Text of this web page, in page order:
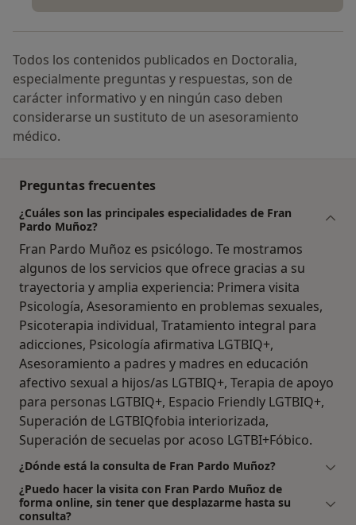
Todos los contenidos publicados en Doctoralia,
especialmente preguntas y respuestas, son de
carácter informativo y en ningún caso deben
considerarse un sustituto de un asesoramiento
médico.
Preguntas frecuentes
¿Cuáles son las principales especialidades de Fran
Pardo Muñoz?
Fran Pardo Muñoz es psicólogo. Te mostramos
algunos de los servicios que ofrece gracias a su
trayectoria y amplia experiencia: Primera visita
Psicología, Asesoramiento en problemas sexuales,
Psicoterapia individual, Tratamiento integral para
adicciones, Psicología afirmativa LGTBIQ+,
Asesoramiento a padres y madres en educación
afectivo sexual a hijos/as LGTBIQ+, Terapia de apoyo
para personas LGTBIQ+, Espacio Friendly LGTBIQ+,
Superación de LGTBIQfobia interiorizada,
Superación de secuelas por acoso LGTBI+Fóbico.
¿Dónde está la consulta de Fran Pardo Muñoz?
¿Puedo hacer la visita con Fran Pardo Muñoz de
forma online, sin tener que desplazarme hasta su
consulta?